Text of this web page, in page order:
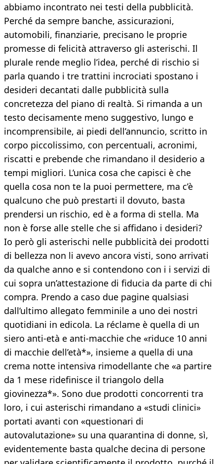
abbiamo incontrato nei testi della pubblicità.
Perché da sempre banche, assicurazioni,
automobili, finanziarie, precisano le proprie
promesse di felicità attraverso gli asterischi. Il
plurale rende meglio l’idea, perché di rischio si
parla quando i tre trattini incrociati spostano i
desideri decantati dalle pubblicità sulla
concretezza del piano di realtà. Si rimanda a un
testo decisamente meno suggestivo, lungo e
incomprensibile, ai piedi dell’annuncio, scritto in
corpo piccolissimo, con percentuali, acronimi,
riscatti e prebende che rimandano il desiderio a
tempi migliori. L’unica cosa che capisci è che
quella cosa non te la puoi permettere, ma c’è
qualcuno che può prestarti il dovuto, basta
prendersi un rischio, ed è a forma di stella. Ma
non è forse alle stelle che si affidano i desideri?
Io però gli asterischi nelle pubblicità dei prodotti
di bellezza non li avevo ancora visti, sono arrivati
da qualche anno e si contendono con i i servizi di
cui sopra un’attestazione di fiducia da parte di chi
compra. Prendo a caso due pagine qualsiasi
dall’ultimo allegato femminile a uno dei nostri
quotidiani in edicola. La réclame è quella di un
siero anti-età e anti-macchie che «riduce 10 anni
di macchie dell’età*», insieme a quella di una
crema notte intensiva rimodellante che «a partire
da 1 mese ridefinisce il triangolo della
giovinezza*». Sono due prodotti concorrenti tra
loro, i cui asterischi rimandano a «studi clinici»
portati avanti con «questionari di
autovalutazione» su una quarantina di donne, sì,
evidentemente basta qualche decina di persone